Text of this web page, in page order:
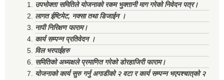
उपभोक्ता समितिले योजनाको रकम भुक्तानी माग गरेको निवेदन पत्र।
लागत ईष्टिमेट, नक्सा तथा डिजाईन ।
नापी निरिक्षण फाराम।
कार्य सम्पन्न प्रतिवेदन ।
विल भरपाईहरु
समितिको अध्यक्षले प्रमाणित गरेको डोरहाजिरी फाराम।
योजनाको कार्य सुरु गर्नु अगाडीको २ वटा र कार्य सम्पन्न भएपश्चात्‌को २